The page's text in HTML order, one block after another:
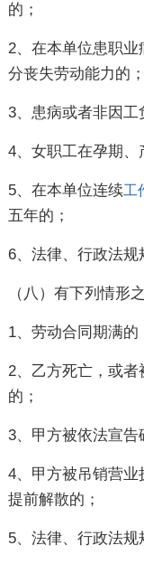
的；
2、在本单位患职
分丧失劳动能力的；
3、患病或者非因工
4、女职工在孕期、
5、在本单位连续工
五年的；
6、法律、行政法规
（八）有下列情形
1、劳动合同期满的
2、乙方死亡，或
的；
3、甲方被依法宣告
4、甲方被吊销营
提前解散的；
5、法律、行政法规